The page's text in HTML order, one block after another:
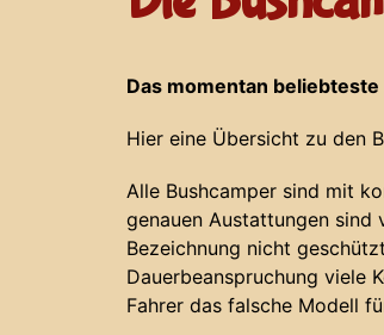
Das momentan
Hier eine Übersicht zu den
Alle Bushcamper sind mit
genauen Austattungen sind
Bezeichnung nicht
Dauerbeanspruchung viele
Fahrer das falsche Modell